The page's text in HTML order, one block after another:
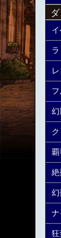
幻
覇
絶
幻
ナ
狂